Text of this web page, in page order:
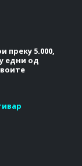
5.000,
едни од